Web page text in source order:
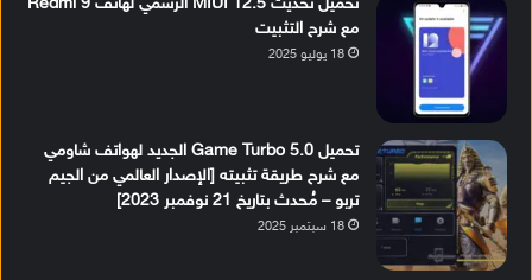
تحميل تحديث MIUI 12.5 الرسمي لهاتف Redmi 9
مع شرح التثبيت
18 يوليو 2025
تحميل Game Turbo 5.0 الجديد لهواتف شاومي
مع شرح طريقة تثبيته [الإصدار العالمي من الجيم
تربو – مُحدث بتاريخ 21 نوفمبر 2023]
18 سبتمبر 2025